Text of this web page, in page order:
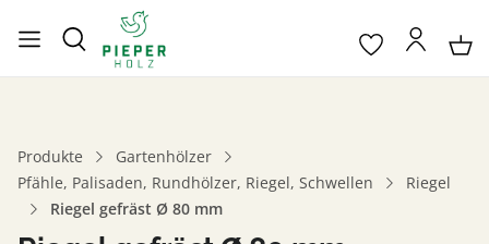
Produkte
Gartenhölzer
Pfähle, Palisaden, Rundhölzer, Riegel, Schwellen
Riegel
Riegel gefräst Ø 80 mm